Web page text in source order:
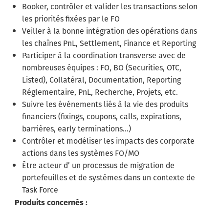
Booker, contrôler et valider les transactions selon
les priorités fixées par le FO
Veiller à la bonne intégration des opérations dans
les chaînes PnL, Settlement, Finance et Reporting
Participer à la coordination transverse avec de
nombreuses équipes : FO, BO (Securities, OTC,
Listed), Collatéral, Documentation, Reporting
Réglementaire, PnL, Recherche, Projets, etc.
Suivre les événements liés à la vie des produits
financiers (fixings, coupons, calls, expirations,
barrières, early terminations…)
Contrôler et modéliser les impacts des corporate
actions dans les systèmes FO/MO
Être acteur d’ un processus de migration de
portefeuilles et de systèmes dans un contexte de
Task Force
Produits concernés :